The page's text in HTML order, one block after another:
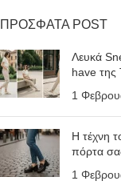
ΠΡΟΣΦΑΤΑ POST
Λευκά
have της
1
Η τέχνη
πόρτα
1